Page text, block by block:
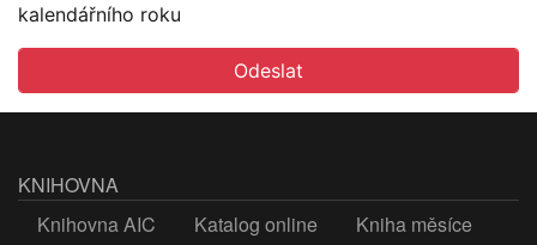
kalendářního roku
KNIHOVNA
Knihovna AIC
Katalog online
Kniha měsíce